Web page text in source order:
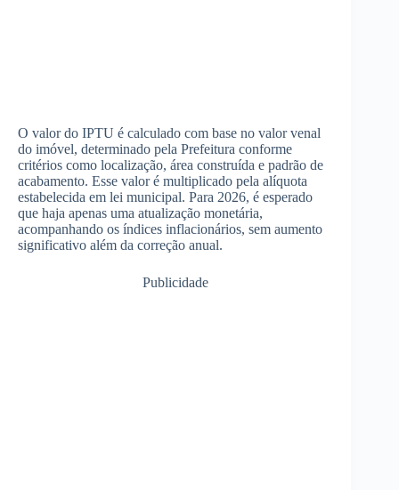
O valor do IPTU é calculado com base no valor venal
do imóvel, determinado pela Prefeitura conforme
critérios como localização, área construída e padrão de
acabamento. Esse valor é multiplicado pela alíquota
estabelecida em lei municipal. Para 2026, é esperado
que haja apenas uma atualização monetária,
acompanhando os índices inflacionários, sem aumento
significativo além da correção anual.
Publicidade